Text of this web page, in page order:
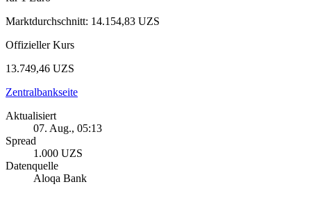
Marktdurchschnitt: 14.154,83 UZS
Offizieller Kurs
13.749,46 UZS
Zentralbankseite
Aktualisiert
07. Aug., 05:13
Spread
1.000 UZS
Datenquelle
Aloqa Bank